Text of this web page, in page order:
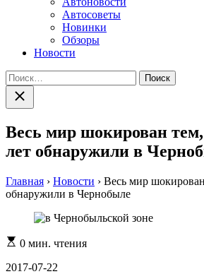
Автосоветы
Новинки
Обзоры
Новости
Найти:
Закрыть
поиск
Весь мир шокирован тем,
лет обнаружили в
Главная › Новости › Весь мир
обнаружили в Чернобыле
Расчетное
чтения
0 мин. чтения
2017-07-22